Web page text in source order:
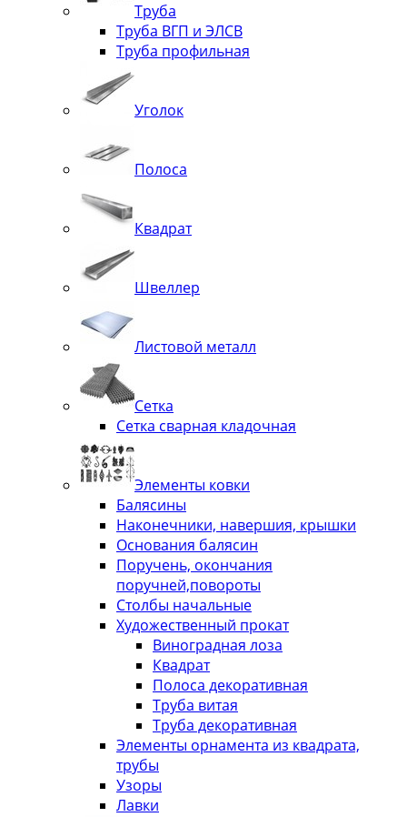
Труба
Труба ВГП и ЭЛСВ
Труба профильная
Уголок
Полоса
Квадрат
Швеллер
Листовой металл
Сетка
Сетка сварная кладочная
Элементы ковки
Балясины
Наконечники, навершия, крышки
Основания балясин
Поручень, окончания
поручней,повороты
Столбы начальные
Художественный прокат
Виноградная лоза
Квадрат
Полоса декоративная
Труба витая
Труба декоративная
Элементы орнамента из квадрата,
трубы
Узоры
Лавки